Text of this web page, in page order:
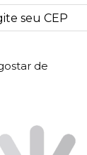
de